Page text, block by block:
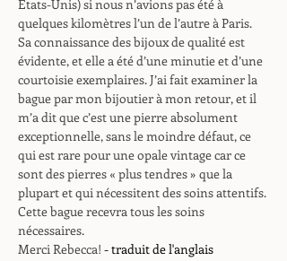
États-Unis) si nous n’avions pas été à
quelques kilomètres l’un de l’autre à Paris.
Sa connaissance des bijoux de qualité est
évidente, et elle a été d’une minutie et d’une
courtoisie exemplaires. J’ai fait examiner la
bague par mon bijoutier à mon retour, et il
m’a dit que c’est une pierre absolument
exceptionnelle, sans le moindre défaut, ce
qui est rare pour une opale vintage car ce
sont des pierres « plus tendres » que la
plupart et qui nécessitent des soins attentifs.
Cette bague recevra tous les soins
nécessaires.
Merci Rebecca! - traduit de l'anglais